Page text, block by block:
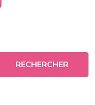
RECHERCHER